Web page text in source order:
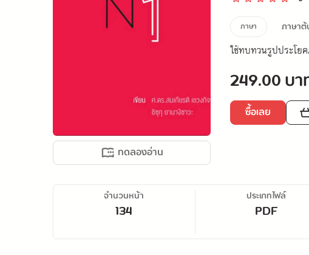
ทดลองอ่าน
ภาษา ภาษา
ใช้ทบทวนรูปประโย
249.00 บ
ซื้อเลย
จำนวนหน้า
134
ประเภทไฟล์
PDF